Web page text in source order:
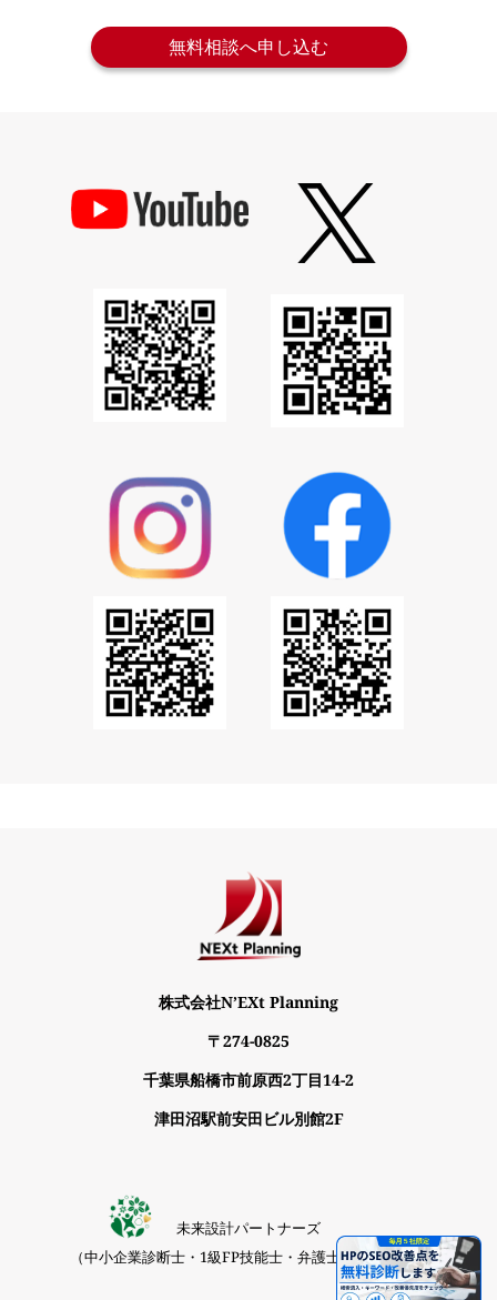
無料相談へ申し込む
株式会社N’EXt Planning
〒274-0825
千葉県船橋市前原西2丁目14-2
津田沼駅前安田ビル別館2F
未来設計パートナーズ
（中小企業診断士・1級FP技能士・弁護士の専門支援）